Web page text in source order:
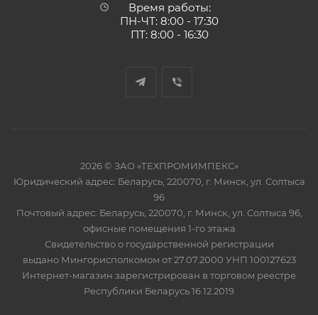
Время работы:
ПН-ЧТ: 8:00 - 17:30
ПТ: 8:00 - 16:30
2026 © ЗАО «ТЕХПРОМИМПЕКС»
Юридический адрес: Беларусь, 220070, г. Минск, ул. Солтыса
96
Почтовый адрес: Беларусь, 220070, г. Минск, ул. Солтыса 96,
офисные помещения 1-го этажа
Свидетельство о государственной регистрации
выдано Мингорисполкомом от 27.07.2000 УНП 100127623
Интернет-магазин зарегистрирован в торговом реестре
Республики Беларусь 16.12.2019